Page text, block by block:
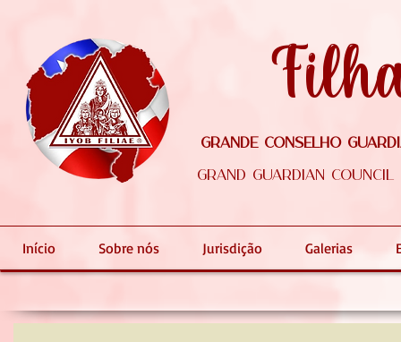
Grande Conselho
Grand Guardian
Início Sobre nós Jurisdição Galerias